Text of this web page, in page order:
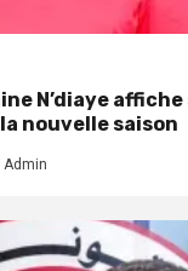
N’diaye
nouvelle saison
Admin